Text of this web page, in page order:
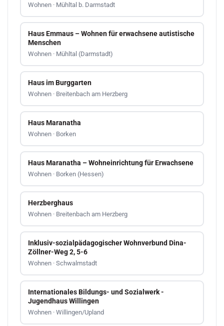
Wohnen · Mühltal b. Darmstadt
Haus Emmaus – Wohnen für erwachsene autistische
Menschen
Wohnen · Mühltal (Darmstadt)
Haus im Burggarten
Wohnen · Breitenbach am Herzberg
Haus Maranatha
Wohnen · Borken
Haus Maranatha – Wohneinrichtung für Erwachsene
Wohnen · Borken (Hessen)
Herzberghaus
Wohnen · Breitenbach am Herzberg
Inklusiv-sozialpädagogischer Wohnverbund Dina-
Zöllner-Weg 2, 5-6
Wohnen · Schwalmstadt
Internationales Bildungs- und Sozialwerk -
Jugendhaus Willingen
Wohnen · Willingen/Upland